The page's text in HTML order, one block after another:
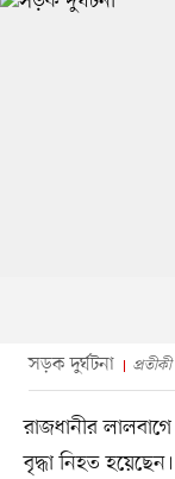
সড়ক দুর্ঘটনা
রাজধানীর
বৃদ্ধা নিহত